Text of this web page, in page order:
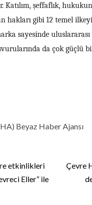
Katılım, şeffaflık,
hakları gibi 12 temel
sayesinde uluslararası
da çok güçlü
Beyaz Haber Ajansı
etkinlikleri
Eller” ile
Çevre